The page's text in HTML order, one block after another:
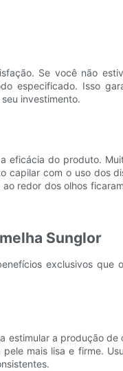
Se você não
especificado. Isso
investimento.
eficácia do produto.
capilar com o uso dos
redor dos olhos
Sunglor
exclusivos que
estimular a produção de
mais lisa e firme.